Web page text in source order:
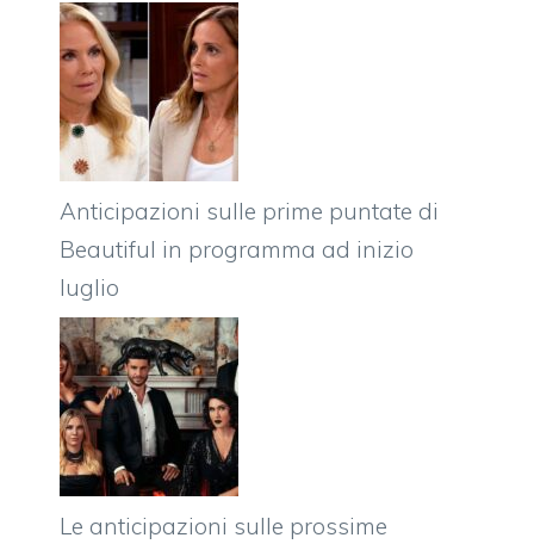
Anticipazioni sulle prime puntate di
Beautiful in programma ad inizio
luglio
Le anticipazioni sulle prossime